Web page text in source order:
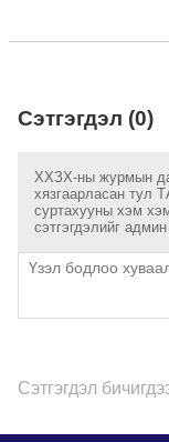
Сэтгэгдэл (0)
ХХЗХ-ны журмын
хязгаарласан тул
суртахууны хэм
сэтгэгдэлийг админ
Сэтгэгдэл